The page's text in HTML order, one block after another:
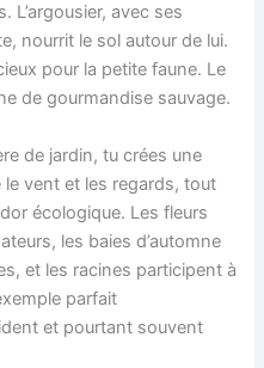
L’argousier, avec ses
nourrit le sol autour de lui.
pour la petite faune. Le
de gourmandise sauvage.
de jardin, tu crées une
vent et les regards, tout
écologique. Les fleurs
les baies d’automne
et les racines participent à
parfait
et pourtant souvent